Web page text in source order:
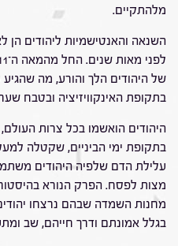
מלהתקיים.
השנאה והאנטישמיות ליהודים
בתקופת האינקוויזיציה ובטבח
היהודים הואשמו בכל צרות
בתקופת ימי הביניים, שקטלה
עלילת הדם שלפיה היהודים
מצות לפסח. הפרק הנורא
מחנות השמדה שבהם נרצחו
בגלל אמונתם ודרך חייהם, שב